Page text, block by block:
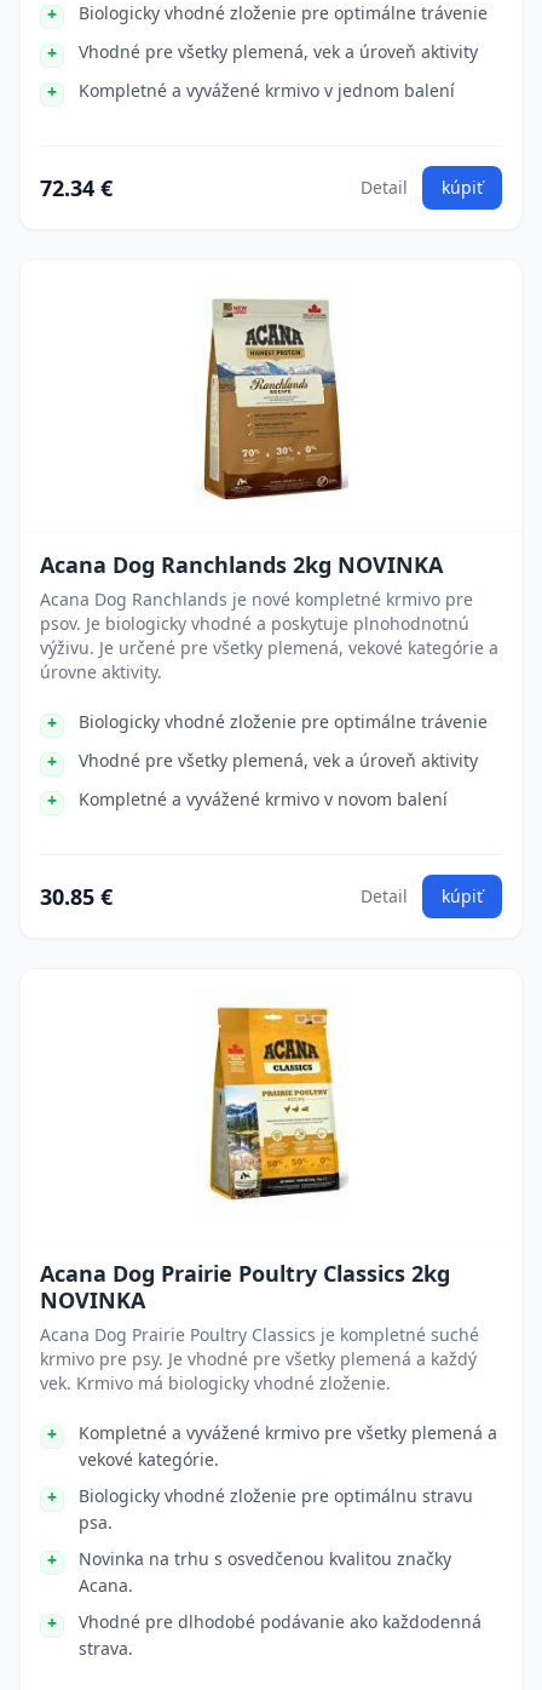
Biologicky vhodné zloženie pre optimálne trávenie
Vhodné pre všetky plemená, vek a úroveň aktivity
Kompletné a vyvážené krmivo v jednom balení
72.34 € Detail kúpiť
Acana Dog Ranchlands 2kg NOVINKA
Acana Dog Ranchlands je nové kompletné krmivo pre
psov. Je biologicky vhodné a poskytuje plnohodnotnú
výživu. Je určené pre všetky plemená, vekové kategórie a
úrovne aktivity.
Biologicky vhodné zloženie pre optimálne trávenie
Vhodné pre všetky plemená, vek a úroveň aktivity
Kompletné a vyvážené krmivo v novom balení
30.85 € Detail kúpiť
Acana Dog Prairie Poultry Classics 2kg
NOVINKA
Acana Dog Prairie Poultry Classics je kompletné suché
krmivo pre psy. Je vhodné pre všetky plemená a každý
vek. Krmivo má biologicky vhodné zloženie.
Kompletné a vyvážené krmivo pre všetky plemená a
vekové kategórie.
Biologicky vhodné zloženie pre optimálnu stravu
psa.
Novinka na trhu s osvedčenou kvalitou značky
Acana.
Vhodné pre dlhodobé podávanie ako každodenná
strava.